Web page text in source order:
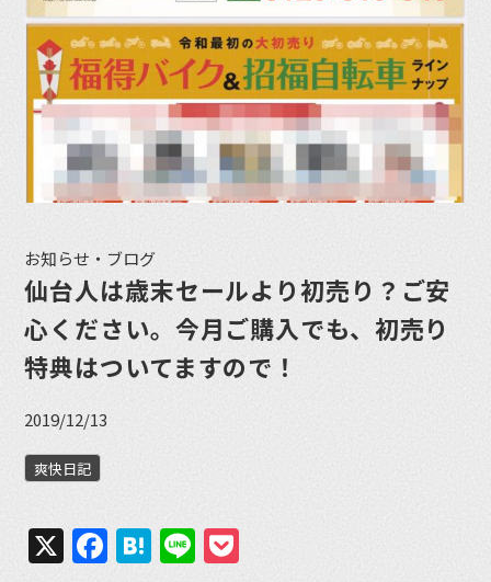
お知らせ・ブログ
仙台人は歳末セールより初売り？ご安
心ください。今月ご購入でも、初売り
特典はついてますので！
2019/12/13
爽快日記
X Facebook
Hatena
Line